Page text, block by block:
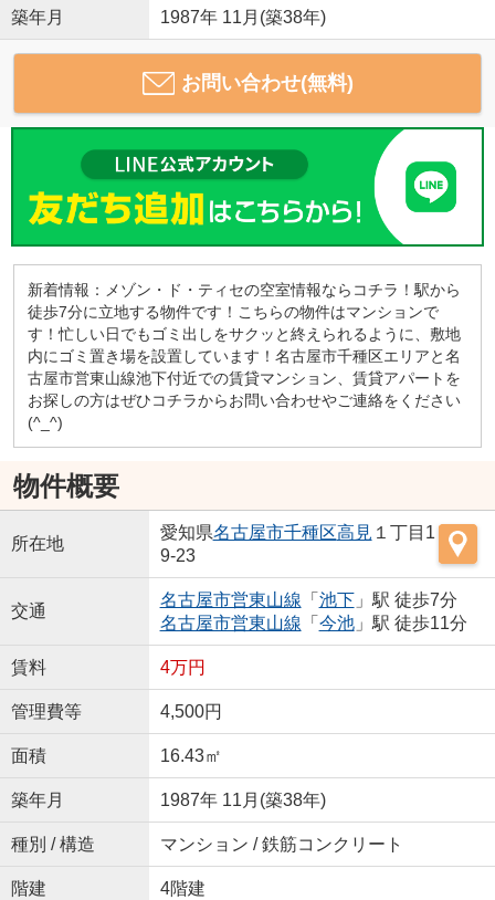
築年月 1987年 11月(築38年)
お問い合わせ(無料)
新着情報：メゾン・ド・ティセの空室情報ならコチラ！駅から
徒歩7分に立地する物件です！こちらの物件はマンションで
す！忙しい日でもゴミ出しをサクッと終えられるように、敷地
内にゴミ置き場を設置しています！名古屋市千種区エリアと名
古屋市営東山線池下付近での賃貸マンション、賃貸アパートを
お探しの方はぜひコチラからお問い合わせやご連絡をください
(^_^)
物件概要
所在地
愛知県名古屋市千種区高見 １丁目1
9-23
交通
名古屋市営東山線 「 池下」駅 徒歩7分
名古屋市営東山線 「 今池」駅 徒歩11分
賃料 4万円
管理費等 4,500円
面積 16.43㎡
築年月 1987年 11月(築38年)
種別 / 構造 マンション / 鉄筋コンクリート
階建 4階建